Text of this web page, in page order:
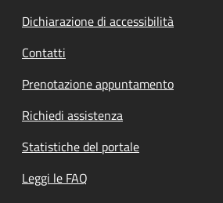
Dichiarazione di accessibilità
Contatti
Prenotazione appuntamento
Richiedi assistenza
Statistiche del portale
Leggi le FAQ